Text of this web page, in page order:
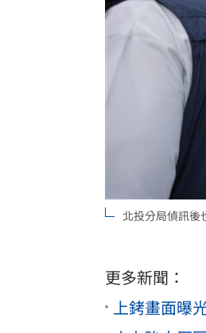
北投分局偵訊後
更多新聞：
上銬畫面曝